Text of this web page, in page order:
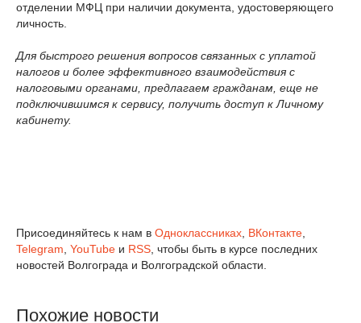
отделении МФЦ при наличии документа, удостоверяющего
личность.
Для быстрого решения вопросов связанных с уплатой
налогов и более эффективного взаимодействия с
налоговыми органами, предлагаем гражданам, еще не
подключившимся к сервису, получить доступ к Личному
кабинету.
Присоединяйтесь к нам в Одноклассниках ВКонтакте
Telegram YouTube и RSS , чтобы быть в курсе последних
новостей Волгограда и Волгоградской области.
Похожие новости